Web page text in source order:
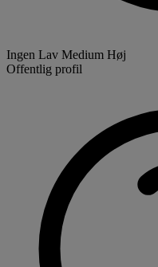
Ingen Lav Medium Høj
Offentlig profil